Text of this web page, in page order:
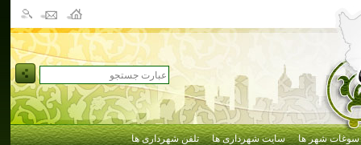
سوغات شهر ها سایت شهرداری ها تلفن شهرداری ها